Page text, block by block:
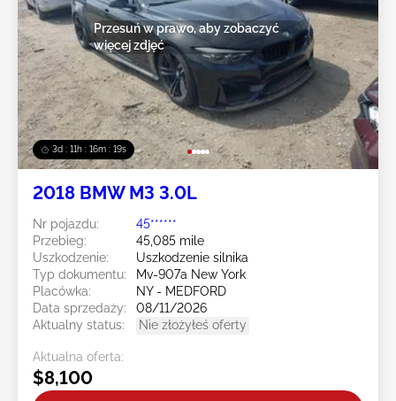
3d : 11h : 16m : 16s
Przesuń w prawo, aby zobaczyć
więcej zdjęć
2018 BMW M3 3.0L
Nr pojazdu:
45******
Przebieg:
45,085 mile
Uszkodzenie:
Uszkodzenie silnika
Typ dokumentu:
Mv-907a New York
Placówka:
NY - MEDFORD
Data sprzedaży:
08/11/2026
Aktualny status:
Nie złożyłeś oferty
Aktualna oferta:
$8,100